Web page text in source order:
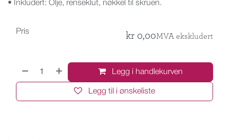
• Inkludert: Olje, renseklut, nøkkel til skruen.
Legg i handlekurven
Legg til i ønskeliste
Pris kr 0,00MVA ekskludert